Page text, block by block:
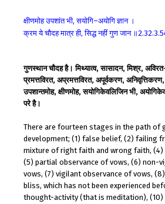
क्षीणमोहउपशांतभी,सयोगि–अयोगिज्ञान ।
क्रमयेचौदहमात्रही,सिद्धनहींगुणजान ॥
गुणस्थान चौदह है। मिथ्यात्व, सासादन, मिश्र,
प्रमत्तविरत, अप्रमत्तविरत, अपूर्वकरण, अनिवृत्तिकरण,
उपशान्तमोह, क्षीणमोह, सयोगिकेवलिजिन भी,
परे है।
There are fourteen stages in the path of
development; (1) false belief, (2) failing
mixture of right faith and wrong faith,
(5) partial observance of vows, (6) non-
vows, (7) vigilant observance of vows,
bliss, which has not been experienced
thought-activity (that is meditation),